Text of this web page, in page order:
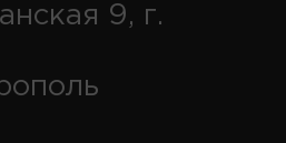
9, г.